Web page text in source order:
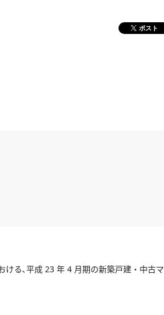
ポスト
る､平成 23 年 4 月期の新築戸建・中古マ